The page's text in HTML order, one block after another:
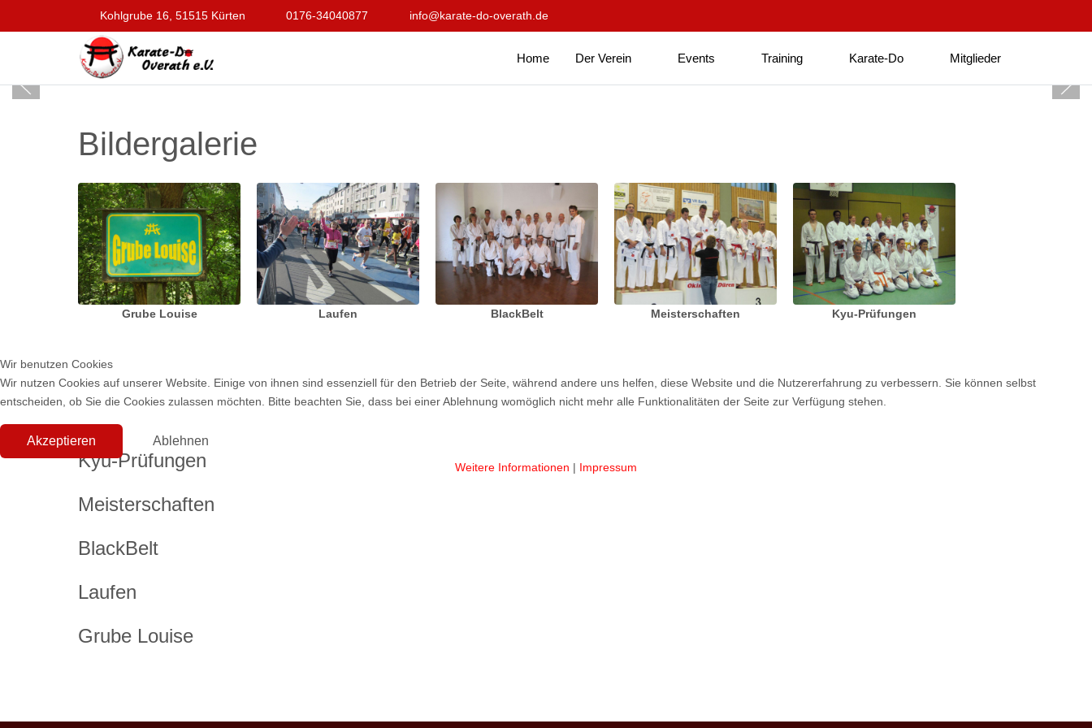
Kohlgrube 16, 51515 Kürten 0176-34040877 info@karate-do-overath.de
Home Der Verein Events Training Karate-Do Mitglieder
Bildergalerie
Grube Louise Laufen BlackBelt Meisterschaften Kyu-Prüfungen
Kyu-Prüfungen
Meisterschaften
BlackBelt
Laufen
Grube Louise
Wir benutzen Cookies
Wir nutzen Cookies auf unserer Website. Einige von ihnen sind essenziell für den Betrieb der Seite, während andere uns helfen, diese Website und die Nutzererfahrung zu verbessern. Sie können selbst
entscheiden, ob Sie die Cookies zulassen möchten. Bitte beachten Sie, dass bei einer Ablehnung womöglich nicht mehr alle Funktionalitäten der Seite zur Verfügung stehen.
Akzeptieren Ablehnen
Weitere Informationen | Impressum